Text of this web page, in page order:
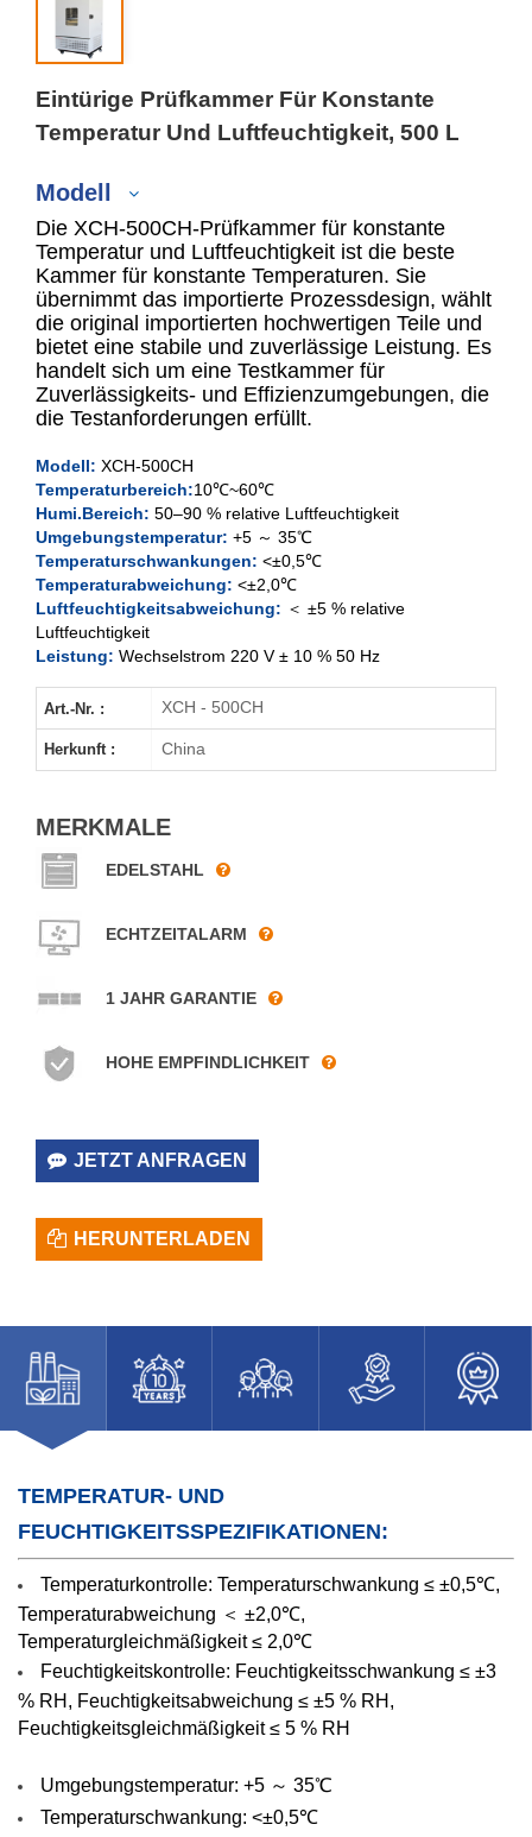
Eintürige Prüfkammer Für Konstante
Temperatur Und Luftfeuchtigkeit, 500 L
Modell
150L
250L
400L
500L
Die XCH-500CH-Prüfkammer für konstante
Temperatur und Luftfeuchtigkeit ist die beste
Kammer für konstante Temperaturen. Sie
übernimmt das importierte Prozessdesign, wählt
die original importierten hochwertigen Teile und
bietet eine stabile und zuverlässige Leistung. Es
handelt sich um eine Testkammer für
Zuverlässigkeits- und Effizienzumgebungen, die
die Testanforderungen erfüllt.
Modell: XCH-500CH
Temperaturbereich:10℃~60℃
Humi.Bereich: 50–90 % relative Luftfeuchtigkeit
Umgebungstemperatur: +5 ～ 35℃
Temperaturschwankungen: <±0,5℃
Temperaturabweichung: <±2,0℃
Luftfeuchtigkeitsabweichung: ＜ ±5 % relative
Luftfeuchtigkeit
Leistung: Wechselstrom 220 V ± 10 % 50 Hz
Art.-Nr. : XCH - 500CH
Herkunft : China
MERKMALE
EDELSTAHL
ECHTZEITALARM
1 JAHR GARANTIE
HOHE EMPFINDLICHKEIT
JETZT ANFRAGEN
HERUNTERLADEN
TEMPERATUR- UND
FEUCHTIGKEITSSPEZIFIKATIONEN:
Temperaturkontrolle: Temperaturschwankung ≤ ±0,5℃,
Temperaturabweichung ＜ ±2,0℃,
Temperaturgleichmäßigkeit ≤ 2,0℃
Feuchtigkeitskontrolle: Feuchtigkeitsschwankung ≤ ±3
% RH, Feuchtigkeitsabweichung ≤ ±5 % RH,
Feuchtigkeitsgleichmäßigkeit ≤ 5 % RH
Umgebungstemperatur: +5 ～ 35℃
Temperaturschwankung: <±0,5℃